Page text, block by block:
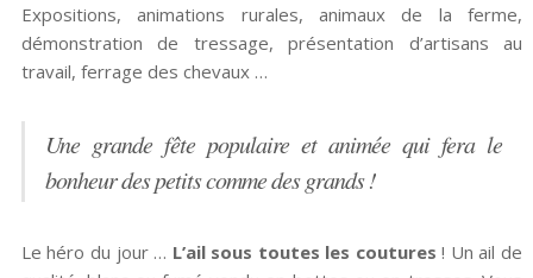
Expositions, animations rurales, animaux de la ferme,
démonstration de tressage, présentation d’artisans au
travail, ferrage des chevaux …
Une grande fête populaire et animée qui fera le
bonheur des petits comme des grands !
Le héro du jour … L’ail sous toutes les coutures ! Un ail de